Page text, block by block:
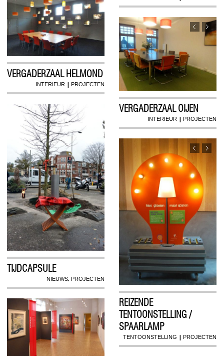
VERGADERZAAL HELMOND
INTERIEUR | PROJECTEN
VERGADERZAAL OIJEN
INTERIEUR | PROJECTEN
TIJDCAPSULE
NIEUWS, PROJECTEN
REIZENDE
TENTOONSTELLING /
SPAARLAMP
TENTOONSTELLING | PROJECTEN